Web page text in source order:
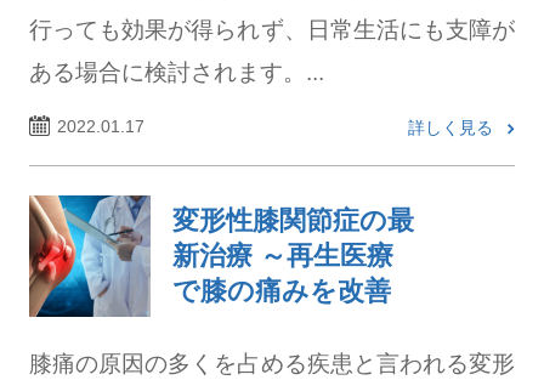
行っても効果が得られず、日常生活にも支障が
ある場合に検討されます。...
2022.01.17 詳しく見る
変形性膝関節症の最
新治療 ～再生医療
で膝の痛みを改善
膝痛の原因の多くを占める疾患と言われる変形